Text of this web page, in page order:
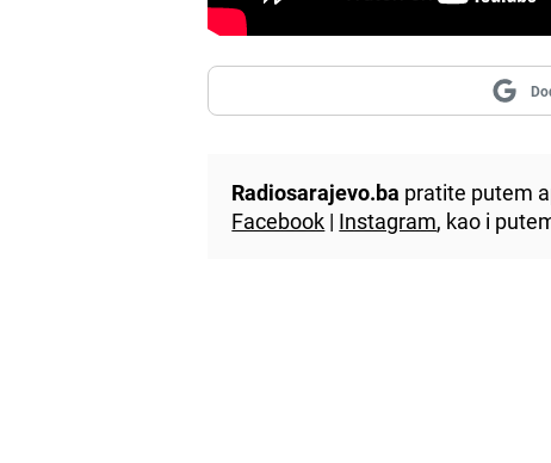
Radiosarajevo.ba pratite putem
Facebook | Instagram, kao i